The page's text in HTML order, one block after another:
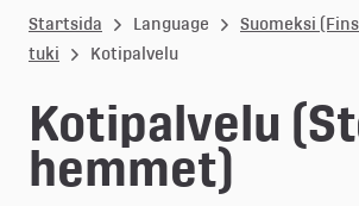
u
l
e
å
Startsida Language Suomeksi
tuki
Kotipalvelu
Kotipalvelu
hemmet)